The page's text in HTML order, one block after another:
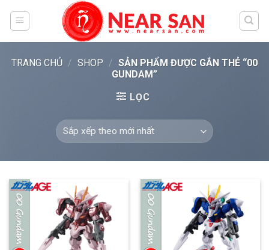
TRANG CHỦ / SHOP / SẢN PHẨM ĐƯỢC GẮN THẺ “00
GUNDAM”
LỌC